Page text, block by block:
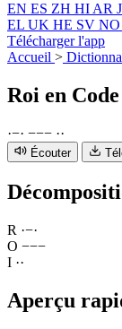
EN ES ZH HI AR
EL UK HE SV NO
Télécharger l'app
Accueil >
Roi en
·−· −−− ··
Écouter
R ·−·
O −−−
I ··
Aperçu